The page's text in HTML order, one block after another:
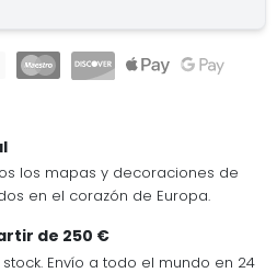
los mapas y decoraciones de
en el corazón de Europa.
de 250 €
Envío a todo el mundo en 24